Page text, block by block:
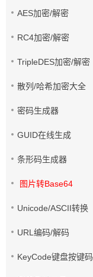
AES加密/解密
RC4加密/解密
TripleDES加密/解密
散列/哈希加密大全
密码生成器
GUID在线生成
条形码生成器
图片转Base64
Unicode/ASCII转换
URL编码/解码
KeyCode键盘按键码